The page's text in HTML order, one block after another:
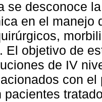
se desconoce
en el manejo
El objetivo de
de IV
con
pacientes